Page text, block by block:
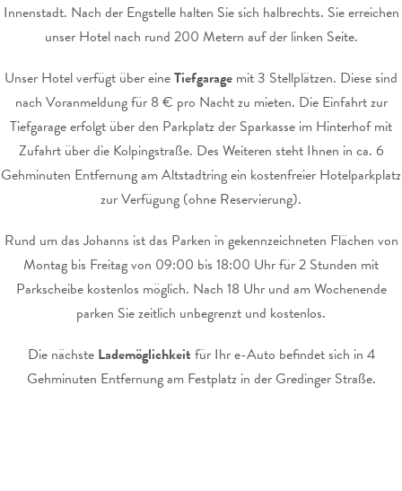
Innenstadt. Nach der Engstelle halten Sie sich halbrechts. Sie erreichen
unser Hotel nach rund 200 Metern auf der linken Seite.
Unser Hotel verfügt über eineTiefgarage mit 3 Stellplätzen. Diese sind
nach Voranmeldung für 8 € pro Nacht zu mieten. Die Einfahrt zur
Tiefgarage erfolgt über den Parkplatz der Sparkasse im Hinterhof mit
Zufahrt über die Kolpingstraße. Des Weiteren steht Ihnen in ca. 6
Gehminuten Entfernung am Altstadtring ein kostenfreier Hotelparkplatz
zur Verfügung (ohne Reservierung).
Rund um das Johanns ist das Parken in gekennzeichneten Flächen von
Montag bis Freitag von 09:00 bis 18:00 Uhr für 2 Stunden mit
Parkscheibe kostenlos möglich. Nach 18 Uhr und am Wochenende
parken Sie zeitlich unbegrenzt und kostenlos.
Die nächste Lademöglichkeit für Ihr e-Auto befindet sich in 4
Gehminuten Entfernung am Festplatz in der Gredinger Straße.